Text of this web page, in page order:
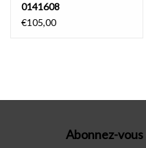
0141608
€105,00
Abonnez-